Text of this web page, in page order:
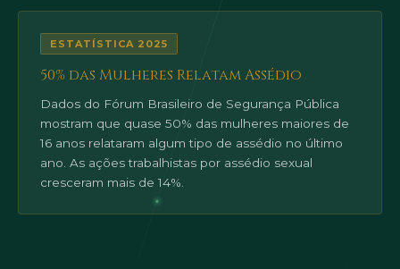
ESTATÍSTICA 2025
50% das Mulheres Relatam Assédio
Dados do Fórum Brasileiro de Segurança Pública
mostram que quase 50% das mulheres maiores de
16 anos relataram algum tipo de assédio no último
ano. As ações trabalhistas por assédio sexual
cresceram mais de 14%.